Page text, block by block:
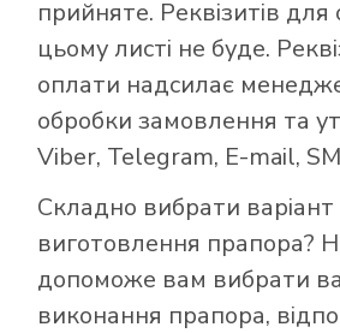
прийняте. Реквізитів
цьому листі не буде.
оплати надсилає
обробки замовлення та
Viber, Telegram, E-mail,
Складно вибрати варіант
виготовлення прапора?
допоможе вам вибрати
виконання прапора,